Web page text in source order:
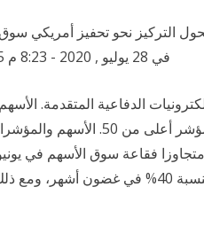
تحول التركيز نحو تحفيز أمريكي
في 28 يوليو , 2020 - 8:23 م 5‏‏/5‏‏/1442 بعد الهجرة
الموسمية مقابل الأسهم الدفاعية. ظلت قيمة
قليلا من